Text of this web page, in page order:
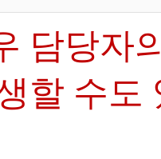
담당자
할 수도